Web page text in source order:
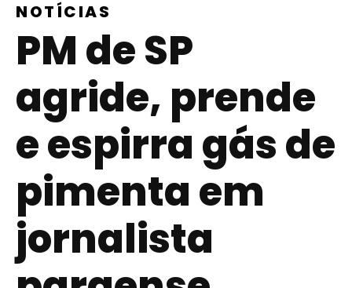
NOTÍCIAS
PM de SP
agride, prende
e espirra gás de
pimenta em
jornalista